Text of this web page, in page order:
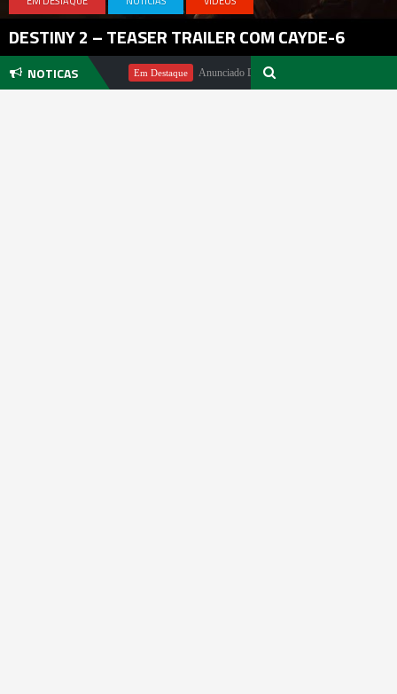
DESTINY 2 – TEASER TRAILER COM CAYDE-6
NOTICAS
Pachter Em Destaque Anunciado DualSense The Last of Us Limited